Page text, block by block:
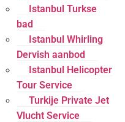
Istanbul Turkse
bad
Istanbul Whirling
Dervish aanbod
Istanbul Helicopter
Tour Service
Turkije Private Jet
Vlucht Service